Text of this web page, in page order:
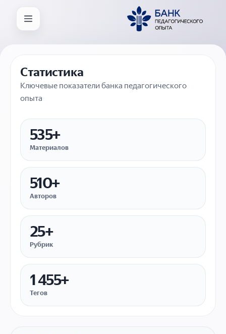
Статистика
Ключевые показатели банка педагогического
опыта
535+
Материалов
510+
Авторов
25+
Рубрик
1 455+
Тегов